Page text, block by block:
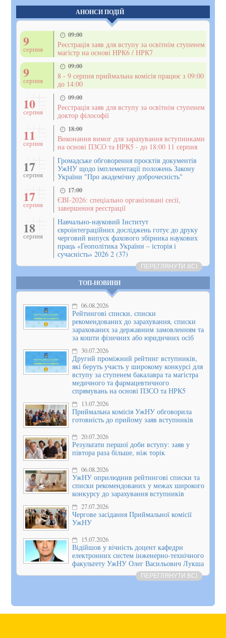
АНОНСИ ПОДІЙ
9
серпня
09:00
Реєстрація заяв для вступу за освітнім ступенем
магістр на основі НРК6 / НРК7
9
серпня
09:00
8 - 9 серпня приймальна комісія працює з 09:00
до 14:00
10
серпня
09:00
Реєстрація заяв для вступу за освітнім ступенем
доктор філософії
11
серпня
18:00
Виконання вимог для зарахування вступниками
на основі ПЗСО та НРК5 - до 18:00 11 серпня
17
серпня
Громадське обговорення проєктів документів
УжНУ щодо імплементації положень Закону
України "Про академічну доброчесність"
17
серпня
17:00
ЄВІ-2026: спеціально організовані сесії,
завершення реєстрації
18
серпня
Навчально-науковий Інститут
євроінтеграційних досліджень готує до друку
черговий випуск фахового збірника наукових
праць «Геополітика України – історія і
сучасність» 2026 2 (37)
ПЕРЕГЛЯНУТИ ВСІ
ТОП-НОВИНИ
06.08.2026
Рейтингові списки, списки
рекомендованих до зарахування, списки
зарахованих за державним замовленням та
за кошти фізичних або юридичних осіб
30.07.2026
Другий проміжний рейтинг вступників,
які беруть участь у широкому конкурсі для
вступу за ступенем бакалавра та магістра
медичного та фармацевтичного
спрямувань на основі ПЗСО та НРК5
13.07.2026
Приймальна комісія УжНУ обговорила
готовність до прийому заяв вступників
20.07.2026
Результати першої доби вступу: заяв у
півтора раза більше, ніж торік
06.08.2026
УжНУ оприлюднив рейтингові списки та
списки рекомендованих у межах широкого
конкурсу до зарахування вступників
27.07.2026
Чергове засідання Приймальної комісії
УжНУ
15.07.2026
Відійшов у вічність доцент кафедри
електронних систем інженерно-технічного
факультету УжНУ Олег Васильович Лукша
ПЕРЕГЛЯНУТИ ВСІ